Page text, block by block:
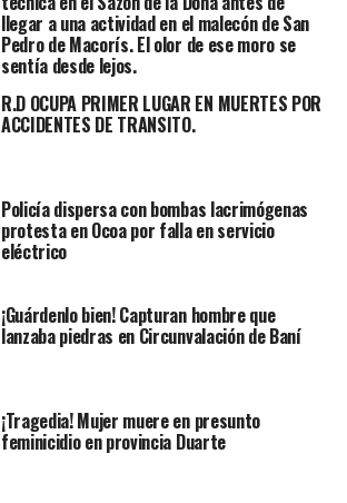
llegar a una actividad en el malecón de San
Pedro de Macorís. El olor de ese moro se
sentía desde lejos.
R.D OCUPA PRIMER LUGAR EN MUERTES POR
ACCIDENTES DE TRANSITO.
Policía dispersa con bombas lacrimógenas
protesta en Ocoa por falla en servicio
eléctrico
¡Guárdenlo bien! Capturan hombre que
lanzaba piedras en Circunvalación de Baní
¡Tragedia! Mujer muere en presunto
feminicidio en provincia Duarte